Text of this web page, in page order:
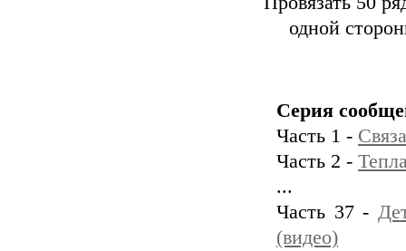
одной
Серия
Часть 1 -
Часть 2 -
...
Часть 37 -
(видео)